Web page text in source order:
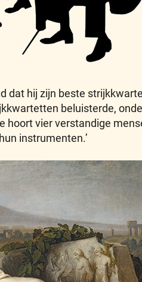
dat hij zijn beste
beluisterde,
hoort vier verstandige
instrumenten.’